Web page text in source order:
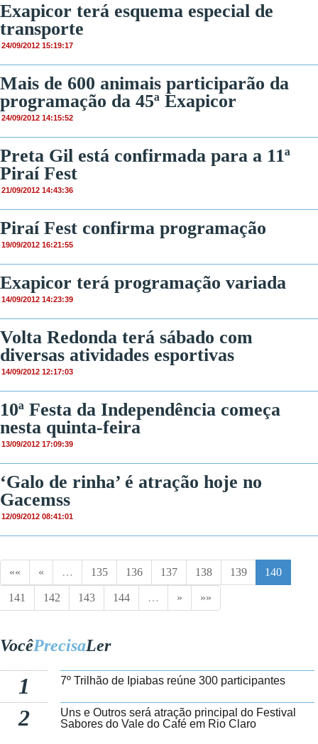
Exapicor terá esquema especial de
transporte
24/09/2012 15:19:17
Mais de 600 animais participarão da
programação da 45ª Exapicor
24/09/2012 14:15:52
Preta Gil está confirmada para a 11ª
Piraí Fest
21/09/2012 14:43:36
Piraí Fest confirma programação
19/09/2012 16:21:55
Exapicor terá programação variada
14/09/2012 14:23:39
Volta Redonda terá sábado com
diversas atividades esportivas
14/09/2012 12:17:03
10ª Festa da Independência começa
nesta quinta-feira
13/09/2012 17:09:39
‘Galo de rinha’ é atração hoje no
Gacemss
12/09/2012 08:41:01
«« « … 135 136 137 138 139 140
141 142 143 144 … » »»
VocêPrecisaLer
1 7º Trilhão de Ipiabas reúne 300 participantes
2
Uns e Outros será atração principal do Festival
Sabores do Vale do Café em Rio Claro